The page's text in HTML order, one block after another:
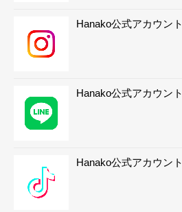
Hanako公式アカウン
Hanako公式アカウン
Hanako公式アカウン